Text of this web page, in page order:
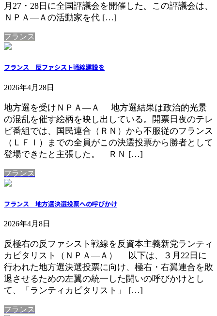
月27・28日に全国評議会を開催した。この評議会は、
ＮＰＡ―Ａの活動家を代 […]
フランス
フランス 反ファシスト戦線建設を
2026年4月28日
地方選を受けＮＰＡ―Ａ 地方選結果は政治的光景
の混乱を催す絵柄を映し出している。開票日夜のテレ
ビ番組では、国民連合（ＲＮ）から不服従のフランス
（ＬＦＩ）までの全員がこの決選投票から勝者として
登場できたと主張した。 ＲＮ […]
フランス
フランス 地方選決選投票への呼びかけ
2026年4月8日
反極右の反ファシスト戦線を反資本主義新党ランティ
カピタリスト（ＮＰＡ―Ａ） 以下は、３月22日に
行われた地方選決選投票に向け、極右・右翼連合を敗
退させるための左翼の統一した闘いの呼びかけとし
て、「ランティカピタリスト」 […]
フランス